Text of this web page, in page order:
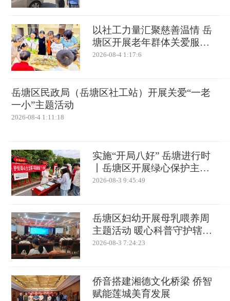
以社工力量汇聚慈善温情 岳
塘区开展老年群体关爱服务
活动
2026-08-4 1:17:6
岳塘区民政局（岳塘区社工站）开展关爱“一老
一小”主题活动
2026-08-4 1:11:18
实施“开局八好” 岳塘进行时
丨岳塘区开展绿心保护主题
宣传 “智慧大脑”助力长株潭
2026-08-3 9:45:49
岳塘区妇幼开展母乳喂养周
主题活动 暖心科普守护辖区
母婴健康
2026-08-3 7:24:23
侨音搭建湘德文化桥梁 侨智
赋能莲城美育发展